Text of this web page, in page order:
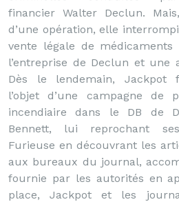
financier Walter Declun.
d’une opération, elle
vente légale de médicaments
l’entreprise de Declun et une
Dès le lendemain, Jackpot
l’objet d’une campagne de
incendiaire dans le DB de
Bennett, lui reprochant
Furieuse en découvrant les
aux bureaux du journal,
fournie par les autorités en
place, Jackpot et les